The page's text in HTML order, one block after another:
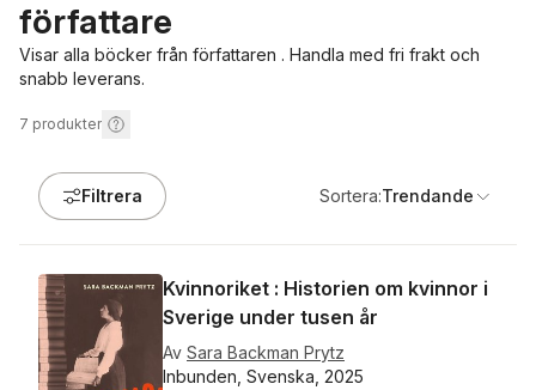
författare
Visar alla böcker från författaren . Handla med fri frakt och
snabb leverans.
7 produkter
Filtrera Sortera:Trendande
Kvinnoriket : Historien om kvinnor i
Sverige under tusen år
Av Sara Backman Prytz
Inbunden, Svenska, 2025